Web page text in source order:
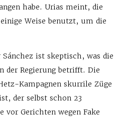
habe. Urias meint, die
Weise benutzt, um die
ist skeptisch, was die
der Regierung betrifft. Die
Kampagnen skurrile Züge
der selbst schon 23
vor Gerichten wegen Fake